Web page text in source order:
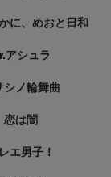
に、めおと日和
アシュラ
シノ輪舞曲
恋は闇
エ男子！